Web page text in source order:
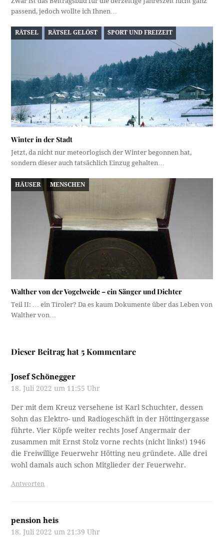
passend, jedoch wollte ich Ihnen…
RÄTSEL RÄTSEL GELÖST SPORT UND FREIZEIT
Winter in der Stadt
Jetzt, da nicht nur meteorlogisch der Winter begonnen hat,
sondern dieser auch tatsächlich Einzug gehalten…
HÄUSER MENSCHEN
Walther von der Vogelweide – ein Sänger und Dichter
Teil II: … ein Tiroler? Da es kaum Dokumente über das Leben von
Walther von…
Dieser Beitrag hat 5 Kommentare
Josef Schönegger
18. Juli 2022 um 11:55 Uhr
Der mit dem Kreuz versehene ist Karl Schuchter, dessen
Sohn das Elektro- und Radiogeschäft in der Höttingergasse
führte. Vier Köpfe weiter rechts Josef Angermair der
zusammen mit Ernst Stolz vorne rechts (nicht links!) 1946
die Freiwillige Feuerwehr Hötting neu gründete. Alle drei
wohl damals auch schon Mitglieder der Feuerwehr.
Antworten
pension heis
18. Juli 2022 um 21:39 Uhr